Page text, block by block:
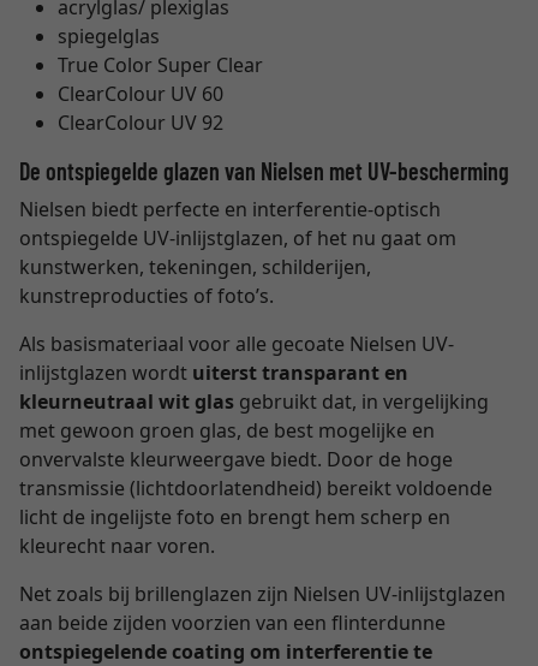
acrylglas/ plexiglas
spiegelglas
True Color Super Clear
ClearColour UV 60
ClearColour UV 92
De ontspiegelde glazen van Nielsen met UV-bescherming
Nielsen biedt perfecte en interferentie-optisch
ontspiegelde UV-inlijstglazen, of het nu gaat om
kunstwerken, tekeningen, schilderijen,
kunstreproducties of foto’s.
Als basismateriaal voor alle gecoate Nielsen UV-
inlijstglazen wordt uiterst transparant en
kleurneutraal wit glas gebruikt dat, in vergelijking
met gewoon groen glas, de best mogelijke en
onvervalste kleurweergave biedt. Door de hoge
transmissie (lichtdoorlatendheid) bereikt voldoende
licht de ingelijste foto en brengt hem scherp en
kleurecht naar voren.
Net zoals bij brillenglazen zijn Nielsen UV-inlijstglazen
aan beide zijden voorzien van een flinterdunne
ontspiegelende coating om interferentie te